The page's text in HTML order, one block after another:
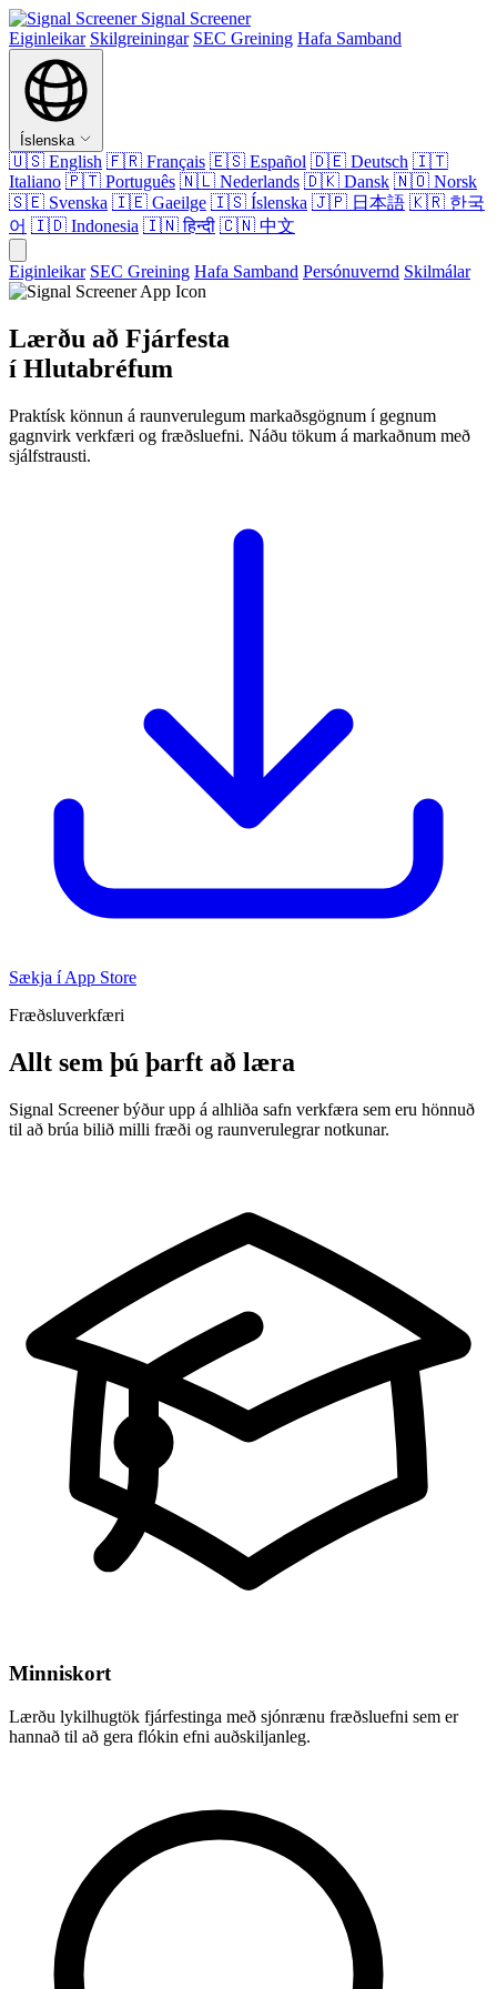
Signal Screener
Eiginleikar Skilgreiningar SEC Greining Hafa Samband
Íslenska
🇺🇸 English 🇫🇷 Français 🇪🇸 Español 🇩🇪 Deutsch 🇮🇹
Italiano 🇵🇹 Português 🇳🇱 Nederlands 🇩🇰 Dansk 🇳🇴 Norsk
🇸🇪 Svenska 🇮🇪 Gaeilge 🇮🇸 Íslenska 🇯🇵 日本語 🇰🇷 한국
어 🇮🇩 Indonesia 🇮🇳हिन्दी 🇨🇳 中文
Eiginleikar SEC Greining Hafa Samband Persónuvernd Skilmálar
Lærðu að Fjárfesta
í Hlutabréfum
Praktísk könnun á raunverulegum markaðsgögnum í gegnum
gagnvirk verkfæri og fræðsluefni. Náðu tökum á markaðnum með
sjálfstrausti.
Sækja í App Store
Fræðsluverkfæri
Allt sem þú þarft að læra
Signal Screener býður upp á alhliða safn verkfæra sem eru hönnuð
til að brúa bilið milli fræði og raunverulegrar notkunar.
Minniskort
Lærðu lykilhugtök fjárfestinga með sjónrænu fræðsluefni sem er
hannað til að gera flókin efni auðskiljanleg.